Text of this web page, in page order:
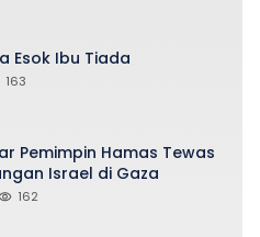
Esok Ibu Tiada
163
Pemimpin Hamas Tewas
Israel di Gaza
162